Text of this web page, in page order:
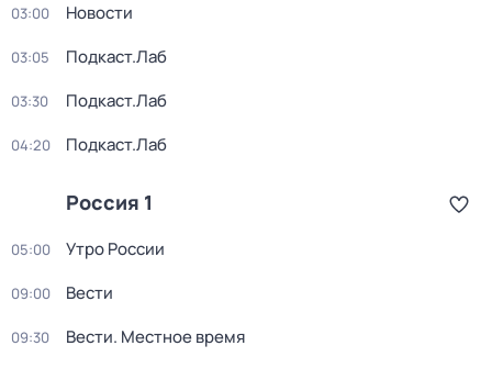
03:00 Новости
03:05 Подкаст.Лаб
03:30 Подкаст.Лаб
04:20 Подкаст.Лаб
Россия 1
05:00 Утро России
09:00 Вести
09:30 Вести. Местное время